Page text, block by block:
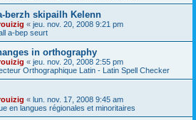
berzh skipailh Kelenn
« jeu. nov. 20, 2008 9:21 pm
a-bep seurt
in orthography
« jeu. nov. 20, 2008 2:55 pm
Orthographique Latin - Latin Spell Checker
« lun. nov. 17, 2008 9:45 am
en langues régionales et minoritaires